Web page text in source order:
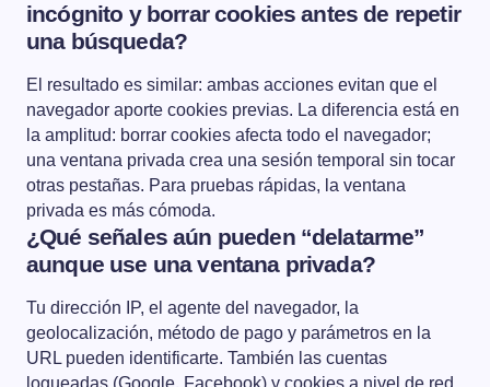
incógnito y borrar cookies antes de repetir
una búsqueda?
El resultado es similar: ambas acciones evitan que el
navegador aporte cookies previas. La diferencia está en
la amplitud: borrar cookies afecta todo el navegador;
una ventana privada crea una sesión temporal sin tocar
otras pestañas. Para pruebas rápidas, la ventana
privada es más cómoda.
¿Qué señales aún pueden “delatarme”
aunque use una ventana privada?
Tu dirección IP, el agente del navegador, la
geolocalización, método de pago y parámetros en la
URL pueden identificarte. También las cuentas
logueadas (Google, Facebook) y cookies a nivel de red